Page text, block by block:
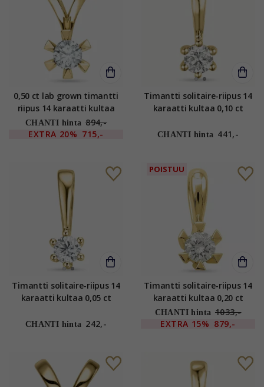
0,50 ct lab grown timantti
riipus 14 karaatti kultaa
0,50 ct
CHANTI hinta 894,-
EXTRA 20% 715,-
Timantti solitaire-riipus 14
karaatti kultaa 0,10 ct
CHANTI hinta 441,-
Timantti solitaire-riipus 14
karaatti kultaa 0,05 ct
CHANTI hinta 242,-
POISTUU
Timantti solitaire-riipus 14
karaatti kultaa 0,20 ct
CHANTI hinta 1033,-
EXTRA 15% 879,-